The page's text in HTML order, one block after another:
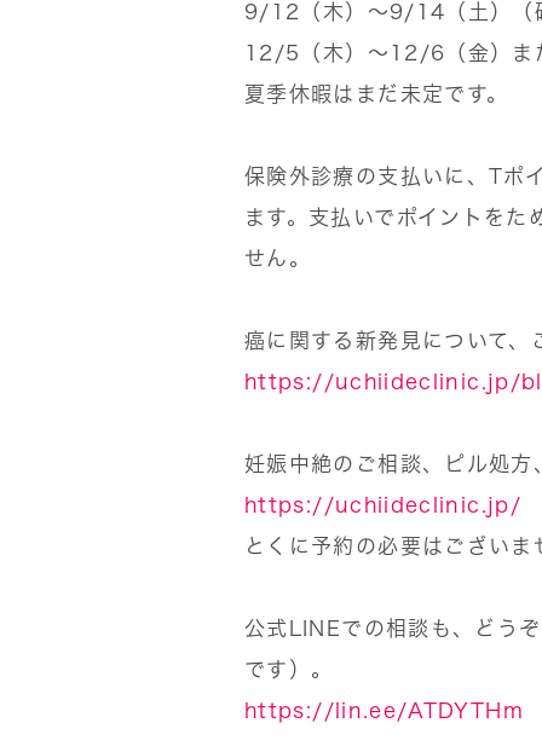
9/12（木）〜9/14（土）（
12/5（木）〜12/6（金）ま
夏季休暇はまだ未定です。
保険外診療の支払いに、Tポ
ます。支払いでポイントを
せん。
癌に関する新発見について、
https://uchiideclinic.jp/
妊娠中絶のご相談、ピル処
https://uchiideclinic.jp/
とくに予約の必要はござい
公式LINEでの相談も、どう
です）。
https://lin.ee/ATDYTHm